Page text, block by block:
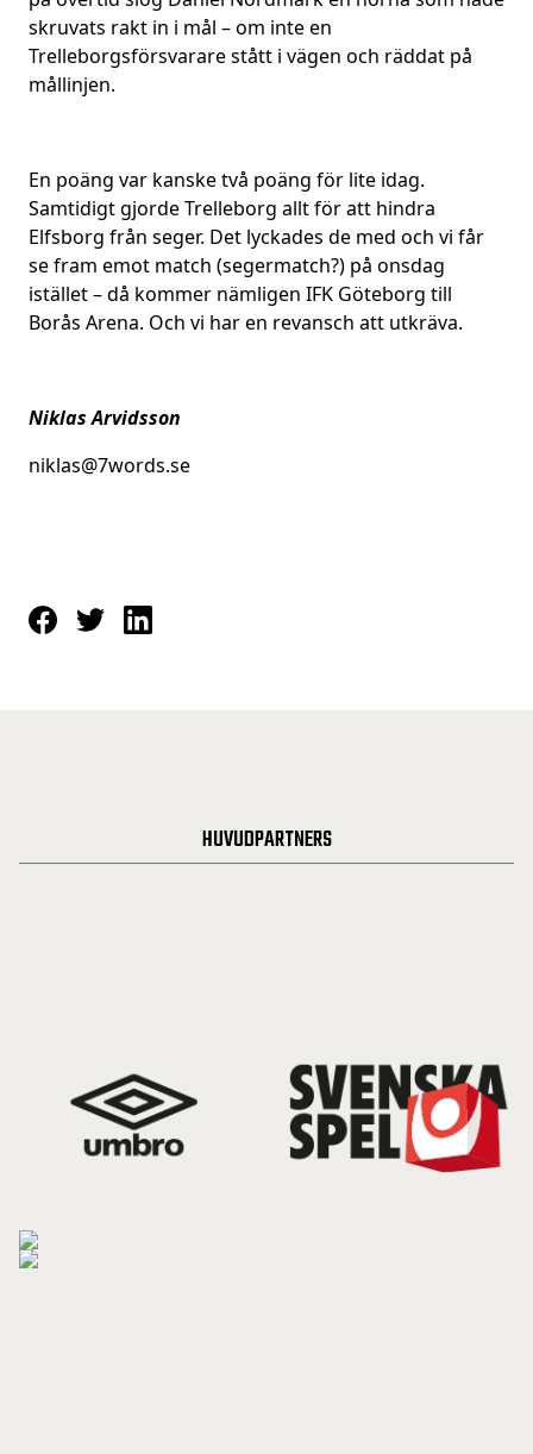
skruvats rakt in i mål – om inte en
Trelleborgsförsvarare stått i vägen och räddat på
mållinjen.
En poäng var kanske två poäng för lite idag.
Samtidigt gjorde Trelleborg allt för att hindra
Elfsborg från seger. Det lyckades de med och vi får
se fram emot match (segermatch?) på onsdag
istället – då kommer nämligen IFK Göteborg till
Borås Arena. Och vi har en revansch att utkräva.
Niklas Arvidsson
niklas@7words.se
HUVUDPARTNERS